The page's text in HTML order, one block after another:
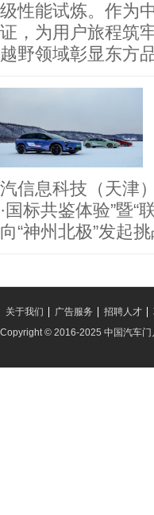
级性能试炼。作为
证，为用户旅程筑
越野领域彰显东
汽信息科技（天津
·国标共鉴体验”暨
向“神州北极”发起
招聘人才
广告服务
关于我们
Copyright © 2016-2025 中国汽车门